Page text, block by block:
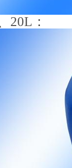
20L ：